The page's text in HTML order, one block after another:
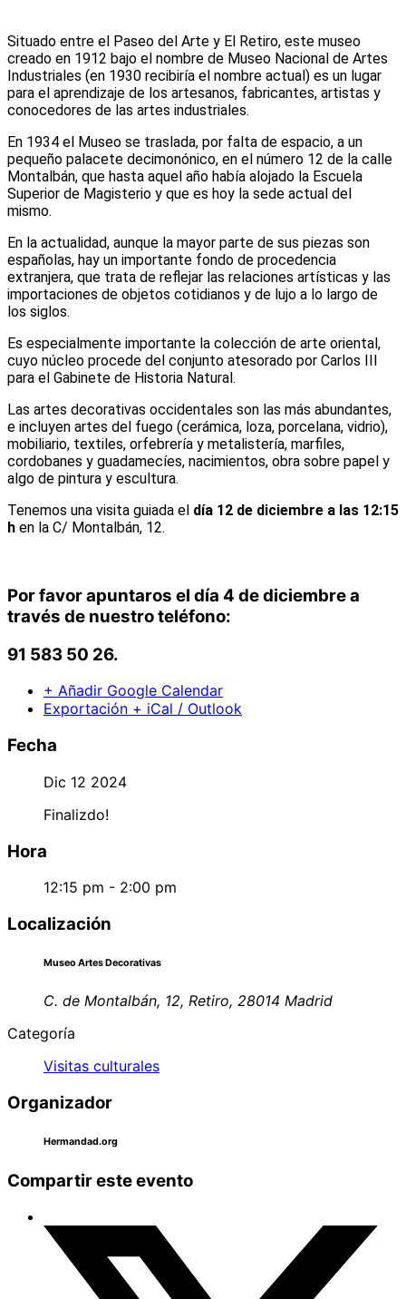
Situado entre el Paseo del Arte y El Retiro, este museo
creado en 1912 bajo el nombre de Museo Nacional de Artes
Industriales (en 1930 recibiría el nombre actual) es un lugar
para el aprendizaje de los artesanos, fabricantes, artistas y
conocedores de las artes industriales.
En 1934 el Museo se traslada, por falta de espacio, a un
pequeño palacete decimonónico, en el número 12 de la calle
Montalbán, que hasta aquel año había alojado la Escuela
Superior de Magisterio y que es hoy la sede actual del
mismo.
En la actualidad, aunque la mayor parte de sus piezas son
españolas, hay un importante fondo de procedencia
extranjera, que trata de reflejar las relaciones artísticas y las
importaciones de objetos cotidianos y de lujo a lo largo de
los siglos.
Es especialmente importante la colección de arte oriental,
cuyo núcleo procede del conjunto atesorado por Carlos III
para el Gabinete de Historia Natural.
Las artes decorativas occidentales son las más abundantes,
e incluyen artes del fuego (cerámica, loza, porcelana, vidrio),
mobiliario, textiles, orfebrería y metalistería, marfiles,
cordobanes y guadamecíes, nacimientos, obra sobre papel y
algo de pintura y escultura.
Tenemos una visita guiada el día 12 de diciembre a las 12:15
h en la C/ Montalbán, 12.
Por favorapuntaros el día 4 de diciembrea
través de nuestro teléfono:
91 583 50 26.
+ Añadir Google Calendar
Exportación + iCal / Outlook
Fecha
Dic 12 2024
Finalizdo!
Hora
12:15 pm - 2:00 pm
Localización
Museo Artes Decorativas
C. de Montalbán, 12, Retiro, 28014 Madrid
Categoría
Visitas culturales
Organizador
Hermandad.org
Compartir este evento